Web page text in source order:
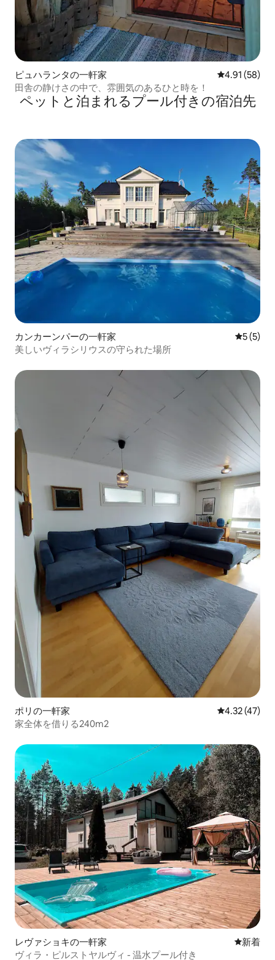
ピュハランタの一軒家 レビュー58
4.91 (58)
田舎の静けさの中で、雰囲気のあるひと時を！
ペットと泊まれるプール付きの宿泊先
カンカーンパーの一軒家 レビュー
5 (5)
美しいヴィラシリウスの守られた場所
ポリの一軒家 レビュー47
4.32 (47)
家全体を借りる240m2
レヴァショキの一軒家 新しい宿
新着
ヴィラ・ピルストヤルヴィ - 温水プール付き